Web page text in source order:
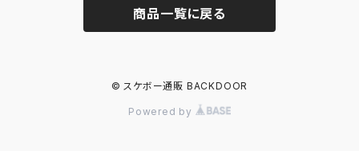
商品一覧に戻る
© スケボー通販 BACKDOOR
Powered by